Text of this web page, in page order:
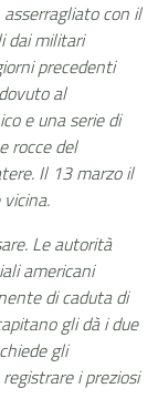
con il
dai militari
precedenti
al
e una serie di
rocce del
Il 13 marzo il
Le autorità
americani
di caduta di
gli dà i due
gli
i preziosi